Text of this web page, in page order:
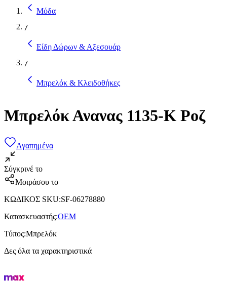
Μόδα
/
Είδη Δώρων & Αξεσουάρ
/
Μπρελόκ & Κλειδοθήκες
Μπρελόκ Ανανας 1135-K Ροζ
Αγαπημένα
Σύγκρινέ το
Μοιράσου το
ΚΩΔΙΚΟΣ SKU:SF-06278880
Κατασκευαστής:OEM
Τύπος:Μπρελόκ
Δες όλα τα χαρακτηριστικά